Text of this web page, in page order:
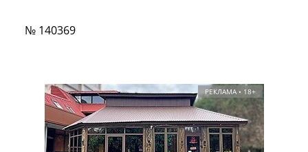
№ 140369
РЕКЛАМА • 18+